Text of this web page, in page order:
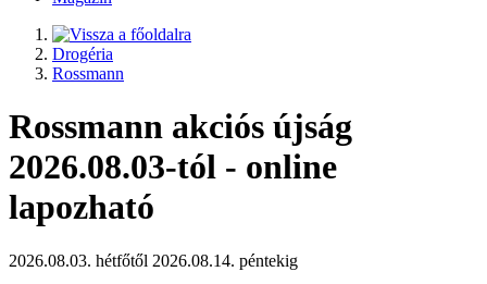
Drogéria
Rossmann
Rossmann akciós újság
2026.08.03-tól - online
lapozható
2026.08.03. hétfőtől 2026.08.14. péntekig